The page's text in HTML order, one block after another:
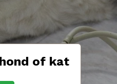
of kat